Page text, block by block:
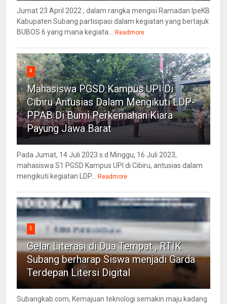
Jumat 23 April 2022 , dalam rangka mengisi Ramadan IpeKB
Kabupaten Subang partisipasi dalam kegiatan yang bertajuk
BUBOS 6 yang mana kegiata... Readmore
4
Mahasiswa PGSD Kampus UPI Di
Cibiru Antusias Dalam Mengikuti LDP-
PPAB Di Bumi Perkemahan Kiara
Payung Jawa Barat
Pada Jumat, 14 Juli 2023 s.d Minggu, 16 Juli 2023,
mahasiswa S1 PGSD Kampus UPI di Cibiru, antusias dalam
mengikuti kegiatan LDP... Readmore
5
Gelar Literasi di Dua Tempat , RTIK
Subang berharap Siswa menjadi Garda
Terdepan Litersi Digital
Subangkab.com, Kemajuan teknologi semakin maju kadang